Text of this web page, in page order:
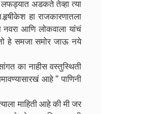
लफड्यात अडकते तेव्हा त्या
हा राजकारणातला
नवरा आणि लोकवाला यांचं
हे समजा समोर जाऊ नये
का नाहीस वस्तुस्थिती
आहे ” पाणिनी
माहिती आहे की मी जर